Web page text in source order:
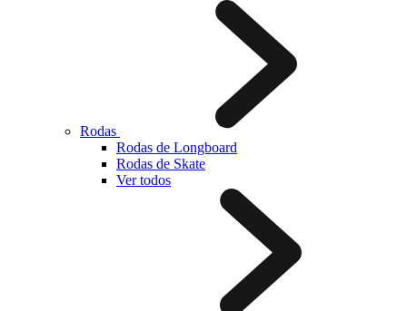
Rodas
Rodas de Longboard
Rodas de Skate
Ver todos